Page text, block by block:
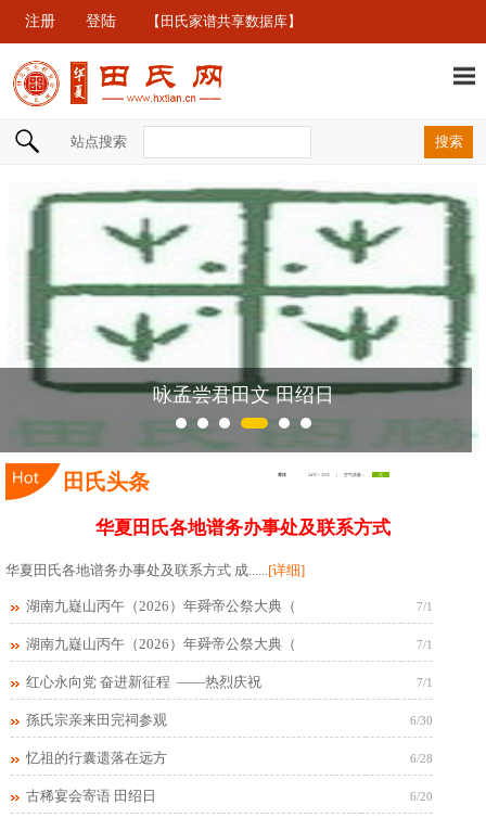
注册 登陆 【田氏家谱共享数据库】
站点搜索
咏孟尝君田文 田绍日
田氏头条
华夏田氏各地谱务办事处及联系方式
华夏田氏各地谱务办事处及联系方式 成......[详细]
湖南九嶷山丙午（2026）年舜帝公祭大典（ 7/1
湖南九嶷山丙午（2026）年舜帝公祭大典（ 7/1
红心永向党 奋进新征程 ——热烈庆祝 7/1
孫氏宗亲来田完祠参观 6/30
忆祖的行囊遗落在远方 6/28
古稀宴会寄语 田绍日 6/20